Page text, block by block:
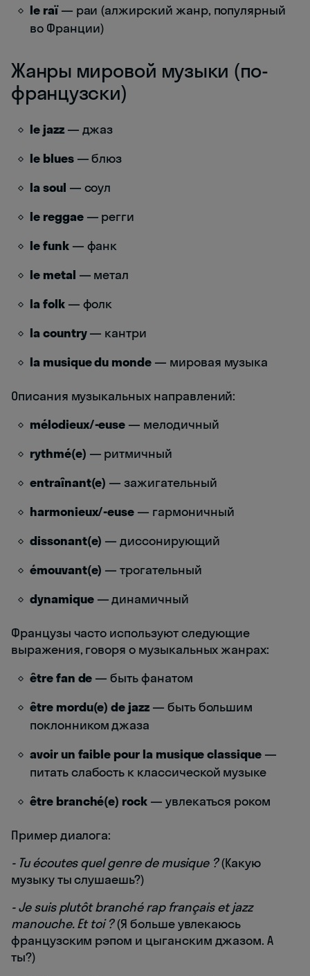
le raï— раи (алжирский жанр, популярный
во Франции)
Жанры мировой музыки (по-
французски)
le jazz— джаз
le blues— блюз
la soul — соул
le reggae— регги
le funk— фанк
le metal — метал
la folk— фолк
la country— кантри
la musique du monde — мировая музыка
Описания музыкальных направлений:
mélodieux/-euse — мелодичный
rythmé(e) — ритмичный
entraînant(e) — зажигательный
harmonieux/-euse — гармоничный
dissonant(e) — диссонирующий
émouvant(e) — трогательный
dynamique— динамичный
Французы часто используют следующие
выражения, говоря о музыкальных жанрах:
être fan de — быть фанатом
être mordu(e) de jazz— быть большим
поклонником джаза
avoir un faible pour la musique classique—
питать слабость к классической музыке
être branché(e) rock — увлекаться роком
Пример диалога:
- Tu écoutes quel genre de musique ?(Какую
музыку ты слушаешь?)
- Je suis plutôt branché rap français et jazz
manouche. Et toi ?(Я больше увлекаюсь
французским рэпом и цыганским джазом. А
ты?)